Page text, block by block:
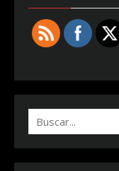
Buscar: